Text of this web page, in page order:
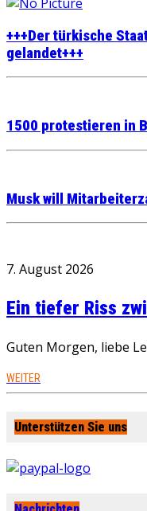
+++Der türkische
gelandet+++
1500 protestieren in
Musk will
7. August 2026
Ein tiefer Riss
Guten Morgen, liebe
WEITER
Unterstützen Sie uns